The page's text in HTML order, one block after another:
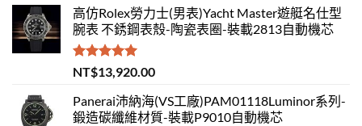
高仿Rolex勞力士(男表)Yacht Master遊艇名仕型
腕表 不銹鋼表殼-陶瓷表圈-裝載2813自動機芯
評分5.00
滿分 5
NT$13,920.00
Panerai沛納海(VS工廠)PAM01118Luminor系列-
鍛造碳纖維材質-裝載P9010自動機芯